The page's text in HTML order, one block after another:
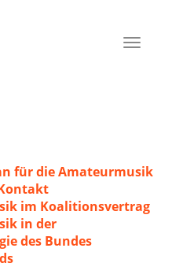
Toggle
für die Amateurmusik
im Koalitionsvertrag
in der
des Bundes